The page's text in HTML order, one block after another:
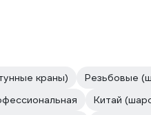
краны)
Резьбовые
Китай